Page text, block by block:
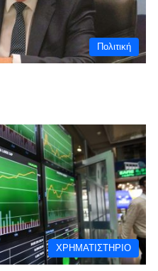
Πολιτική
ΧΡΗΜΑΤΙΣΤΗΡΙΟ